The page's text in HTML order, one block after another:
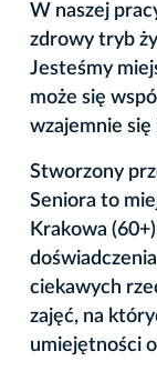
W naszej
zdrowy tryb
Jesteśmy
może się
wzajemnie
Stworzony
Seniora to
Krakowa
ciekawych
zajęć, na
umiejętności